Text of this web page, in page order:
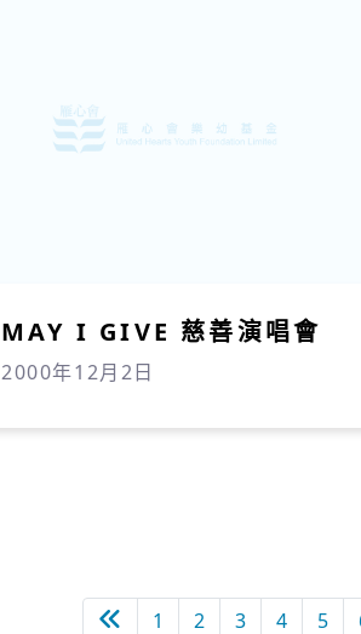
MAY I GIVE 慈善演唱會
2000年12月2日
上一頁1 2 3 4 5